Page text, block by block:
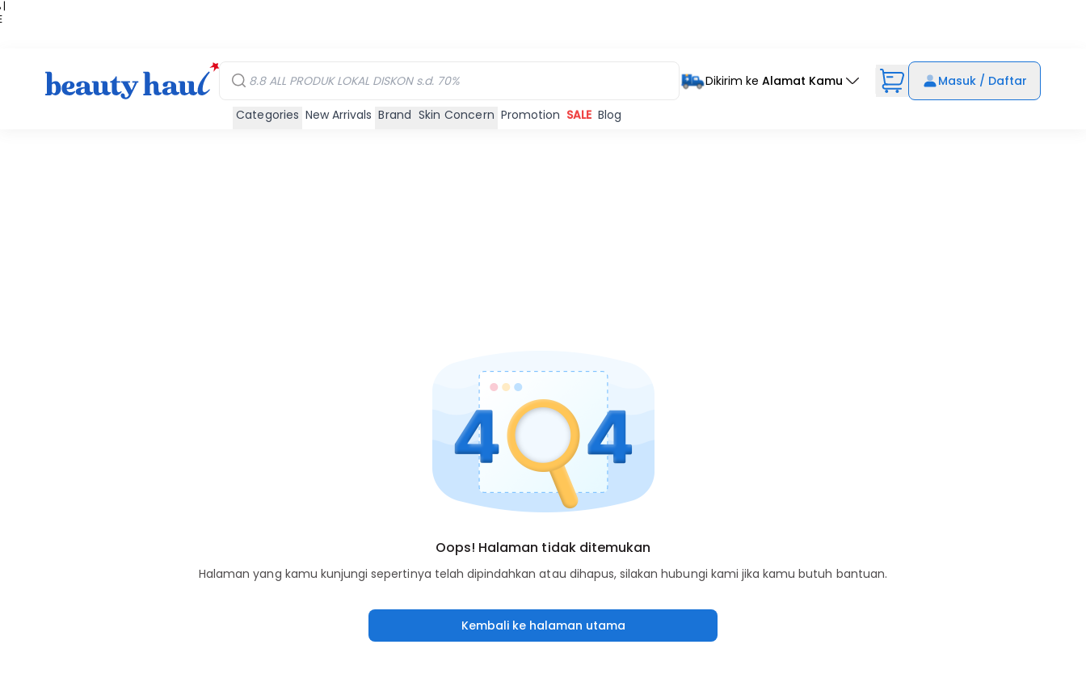
|
Dikirim ke Alamat Kamu Masuk / Daftar
Categories New Arrivals Brand Skin Concern Promotion SALE Blog
Oops! Halaman tidak ditemukan
Halaman yang kamu kunjungi sepertinya telah dipindahkan atau dihapus, silakan hubungi kami jika kamu butuh bantuan.
Kembali ke halaman utama